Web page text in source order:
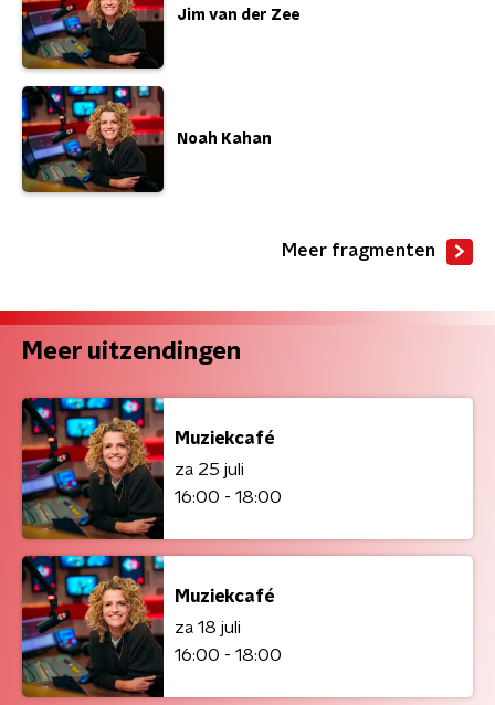
Jim van der Zee
Noah Kahan
Meer fragmenten
Meer uitzendingen
Muziekcafé
za 25 juli
16:00 - 18:00
Muziekcafé
za 18 juli
16:00 - 18:00